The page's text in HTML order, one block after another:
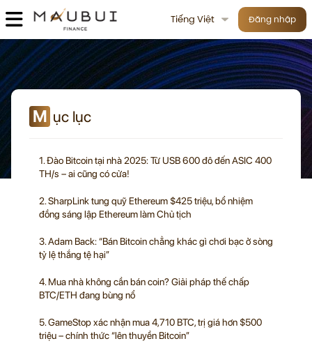
Tiếng Việt Đăng nhập
M ục lục
1. Đào Bitcoin tại nhà 2025: Từ USB 600 đô đến ASIC 400
TH/s – ai cũng có cửa!
2. SharpLink tung quỹ Ethereum $425 triệu, bổ nhiệm
đồng sáng lập Ethereum làm Chủ tịch
3. Adam Back: “Bán Bitcoin chẳng khác gì chơi bạc ở sòng
tỷ lệ thắng tệ hại”
4. Mua nhà không cần bán coin? Giải pháp thế chấp
BTC/ETH đang bùng nổ
5. GameStop xác nhận mua 4,710 BTC, trị giá hơn $500
triệu – chính thức “lên thuyền Bitcoin”